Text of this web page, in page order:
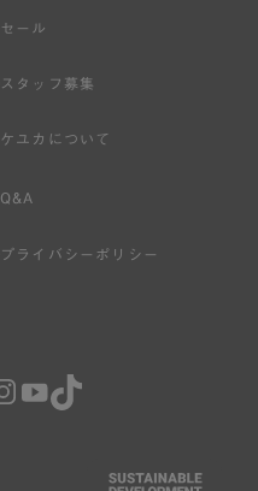
セール
スタッフ募集
ケユカについて
Q&A
プライバシーポリシー